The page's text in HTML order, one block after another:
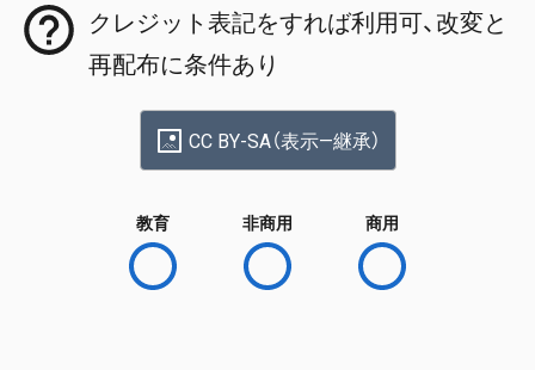
クレジット表記をすれば利用可、改変と
再配布に条件あり
CC BY-SA（表示—継承）
教育 非商用 商用